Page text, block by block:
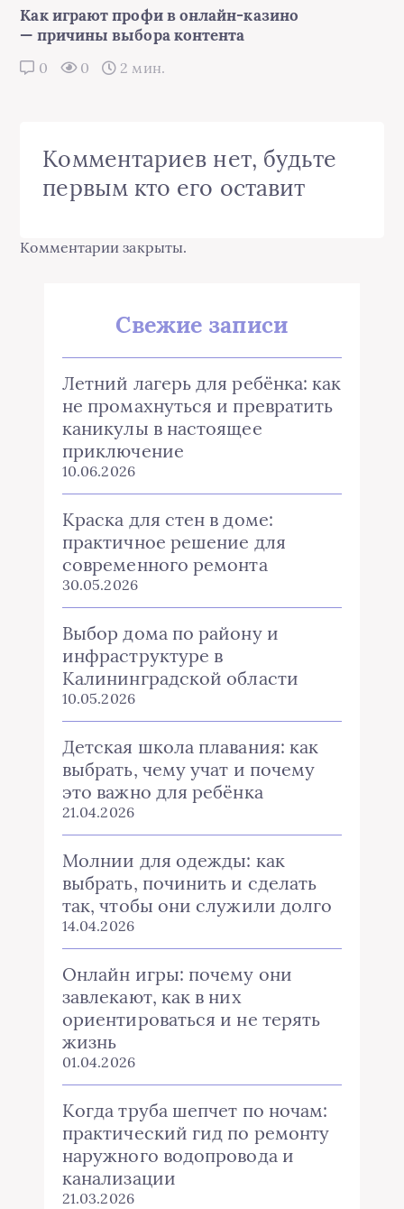
Как играют профи в онлайн-казино
— причины выбора контента
0 0 2 мин.
Комментариев нет, будьте
первым кто его оставит
Комментарии закрыты.
Свежие записи
Летний лагерь для ребёнка: как
не промахнуться и превратить
каникулы в настоящее
приключение
10.06.2026
Краска для стен в доме:
практичное решение для
современного ремонта
30.05.2026
Выбор дома по району и
инфраструктуре в
Калининградской области
10.05.2026
Детская школа плавания: как
выбрать, чему учат и почему
это важно для ребёнка
21.04.2026
Молнии для одежды: как
выбрать, починить и сделать
так, чтобы они служили долго
14.04.2026
Онлайн игры: почему они
завлекают, как в них
ориентироваться и не терять
жизнь
01.04.2026
Когда труба шепчет по ночам:
практический гид по ремонту
наружного водопровода и
канализации
21.03.2026